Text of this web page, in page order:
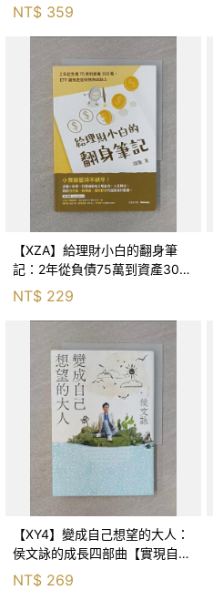
崔勒基, Elsa
NT$ 359
【XZA】給理財小白的翻身筆
記：2年從負債75萬到資產300
萬，ETF讓我走在財務自由路上_
鐵蛋
NT$ 229
【XY4】變成自己想望的大人：
侯文詠的成長四部曲【實現自
己】_侯文詠
NT$ 269